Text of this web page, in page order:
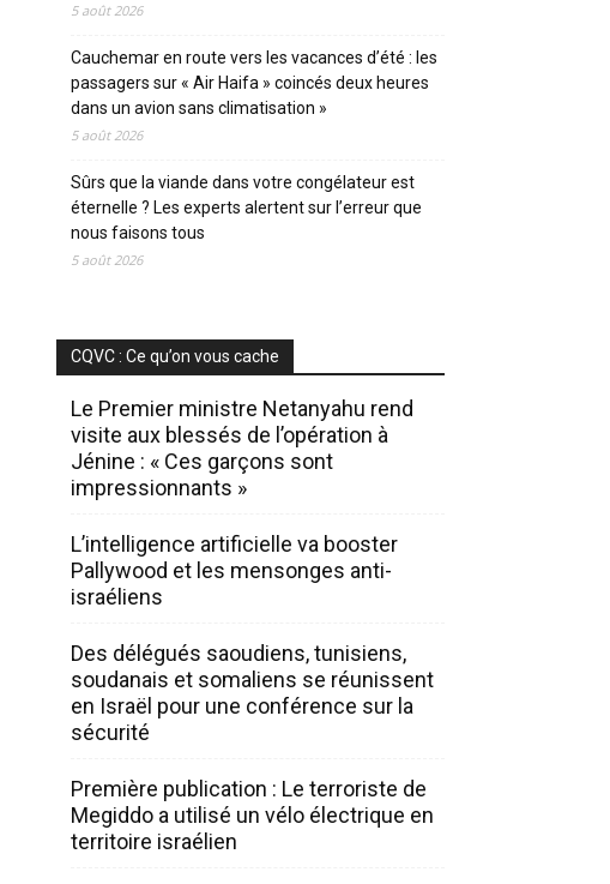
5 août 2026
Cauchemar en route vers les vacances d’été : les
passagers sur « Air Haifa » coincés deux heures
dans un avion sans climatisation »
5 août 2026
Sûrs que la viande dans votre congélateur est
éternelle ? Les experts alertent sur l’erreur que
nous faisons tous
5 août 2026
CQVC : Ce qu’on vous cache
Le Premier ministre Netanyahu rend
visite aux blessés de l’opération à
Jénine : « Ces garçons sont
impressionnants »
L’intelligence artificielle va booster
Pallywood et les mensonges anti-
israéliens
Des délégués saoudiens, tunisiens,
soudanais et somaliens se réunissent
en Israël pour une conférence sur la
sécurité
Première publication : Le terroriste de
Megiddo a utilisé un vélo électrique en
territoire israélien